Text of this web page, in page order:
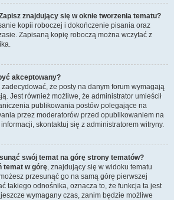
znajdujący się w oknie tworzenia tematu?
kopii roboczej i dokończenie pisania oraz
Zapisaną kopię roboczą można wczytać z
akceptowany?
zadecydować, że posty na danym forum wymagają
Jest również możliwe, że administrator umieścił
publikowania postów polegające na
przez moderatorów przed opublikowaniem na
skontaktuj się z administratorem witryny.
swój temat na górę strony tematów?
temat w górę, znajdujący się w widoku tematu
przesunąć go na samą górę pierwszej
takiego odnośnika, oznacza to, że funkcja ta jest
jeszcze wymagany czas, zanim będzie możliwe